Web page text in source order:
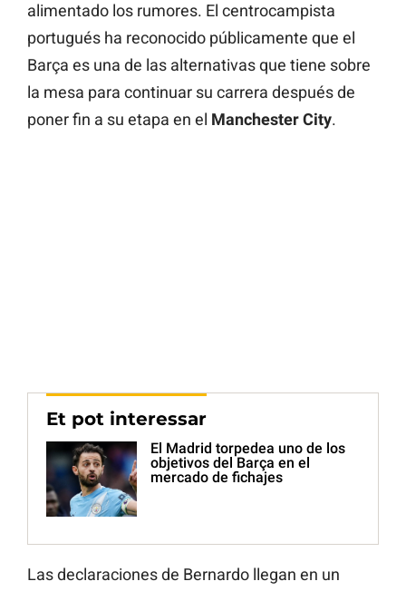
alimentado los rumores. El centrocampista
portugués ha reconocido públicamente que el
Barça es una de las alternativas que tiene sobre
la mesa para continuar su carrera después de
poner fin a su etapa en el Manchester City.
Et pot interessar
El Madrid torpedea uno de los
objetivos del Barça en el
mercado de fichajes
Las declaraciones de Bernardo llegan en un